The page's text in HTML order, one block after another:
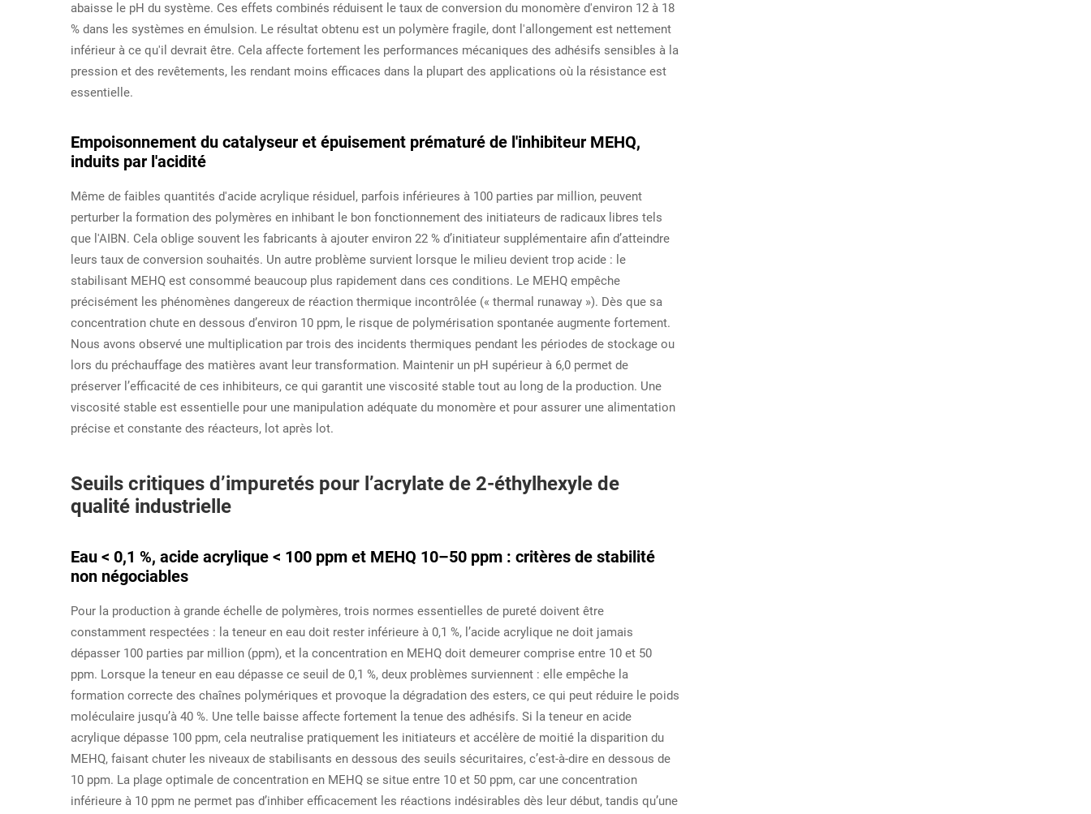
abaisse le pH du système. Ces effets combinés réduisent le taux de conversion du monomère d'environ 12 à 18
% dans les systèmes en émulsion. Le résultat obtenu est un polymère fragile, dont l'allongement est nettement
inférieur à ce qu'il devrait être. Cela affecte fortement les performances mécaniques des adhésifs sensibles à la
pression et des revêtements, les rendant moins efficaces dans la plupart des applications où la résistance est
essentielle.
Empoisonnement du catalyseur et épuisement prématuré de l'inhibiteur MEHQ,
induits par l'acidité
Même de faibles quantités d'acide acrylique résiduel, parfois inférieures à 100 parties par million, peuvent
perturber la formation des polymères en inhibant le bon fonctionnement des initiateurs de radicaux libres tels
que l'AIBN. Cela oblige souvent les fabricants à ajouter environ 22 % d’initiateur supplémentaire afin d’atteindre
leurs taux de conversion souhaités. Un autre problème survient lorsque le milieu devient trop acide : le
stabilisant MEHQ est consommé beaucoup plus rapidement dans ces conditions. Le MEHQ empêche
précisément les phénomènes dangereux de réaction thermique incontrôlée (« thermal runaway »). Dès que sa
concentration chute en dessous d’environ 10 ppm, le risque de polymérisation spontanée augmente fortement.
Nous avons observé une multiplication par trois des incidents thermiques pendant les périodes de stockage ou
lors du préchauffage des matières avant leur transformation. Maintenir un pH supérieur à 6,0 permet de
préserver l’efficacité de ces inhibiteurs, ce qui garantit une viscosité stable tout au long de la production. Une
viscosité stable est essentielle pour une manipulation adéquate du monomère et pour assurer une alimentation
précise et constante des réacteurs, lot après lot.
Seuils critiques d’impuretés pour l’acrylate de 2-éthylhexyle de
qualité industrielle
Eau < 0,1 %, acide acrylique < 100 ppm et MEHQ 10–50 ppm : critères de stabilité
non négociables
Pour la production à grande échelle de polymères, trois normes essentielles de pureté doivent être
constamment respectées : la teneur en eau doit rester inférieure à 0,1 %, l’acide acrylique ne doit jamais
dépasser 100 parties par million (ppm), et la concentration en MEHQ doit demeurer comprise entre 10 et 50
ppm. Lorsque la teneur en eau dépasse ce seuil de 0,1 %, deux problèmes surviennent : elle empêche la
formation correcte des chaînes polymériques et provoque la dégradation des esters, ce qui peut réduire le poids
moléculaire jusqu’à 40 %. Une telle baisse affecte fortement la tenue des adhésifs. Si la teneur en acide
acrylique dépasse 100 ppm, cela neutralise pratiquement les initiateurs et accélère de moitié la disparition du
MEHQ, faisant chuter les niveaux de stabilisants en dessous des seuils sécuritaires, c’est-à-dire en dessous de
10 ppm. La plage optimale de concentration en MEHQ se situe entre 10 et 50 ppm, car une concentration
inférieure à 10 ppm ne permet pas d’inhiber efficacement les réactions indésirables dès leur début, tandis qu’une